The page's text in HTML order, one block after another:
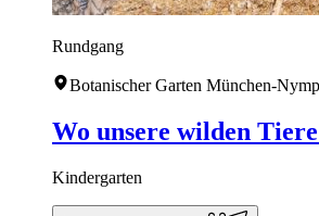
Rundgang
Botanischer Garten München-
Wo unsere wilden
Kindergarten